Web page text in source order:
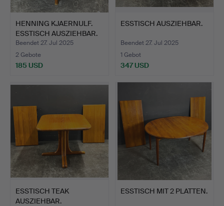
HENNING KJAERNULF.
ESSTISCH AUSZIEHBAR.
Beendet 27. Jul 2025
2 Gebote
185 USD
ESSTISCH AUSZIEHBAR.
Beendet 27. Jul 2025
1 Gebot
347 USD
ESSTISCH TEAK
AUSZIEHBAR.
ESSTISCH MIT 2 PLATTEN.